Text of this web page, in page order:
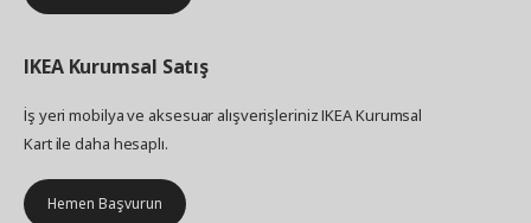
IKEA Kurumsal Satış
İş yeri mobilya ve aksesuar alışverişleriniz IKEA Kurumsal
Kart ile daha hesaplı.
Hemen Başvurun